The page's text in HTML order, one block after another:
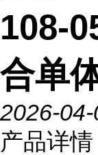
108-
合单
2026-
产品详情